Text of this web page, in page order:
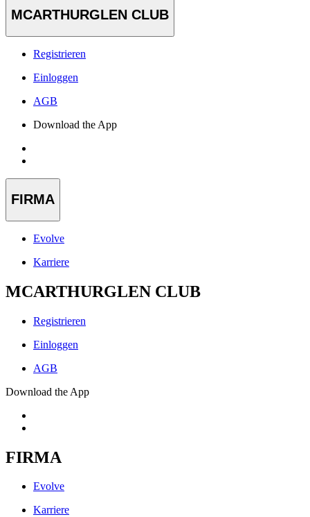
MCARTHURGLEN CLUB
Registrieren
Einloggen
AGB
Download the App
FIRMA
Evolve
Karriere
MCARTHURGLEN CLUB
Registrieren
Einloggen
AGB
Download the App
FIRMA
Evolve
Karriere